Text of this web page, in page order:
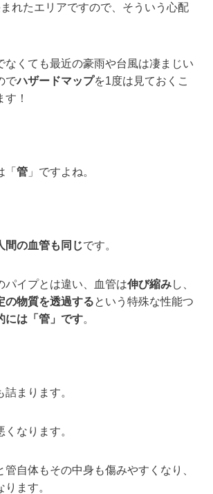
れたエリアですので、そういう心配
なくても最近の豪雨や台風は凄まじい
でハザードマップを1度は見ておくこ
す！
「 管 」ですよね。
間の血管も同じです。
パイプとは違い、血管は伸び縮みし、
の物質を透過するという特殊な性能つ
には「管」です。
まります。
なります。
自体もその中身も傷みやすくなり、
ます。